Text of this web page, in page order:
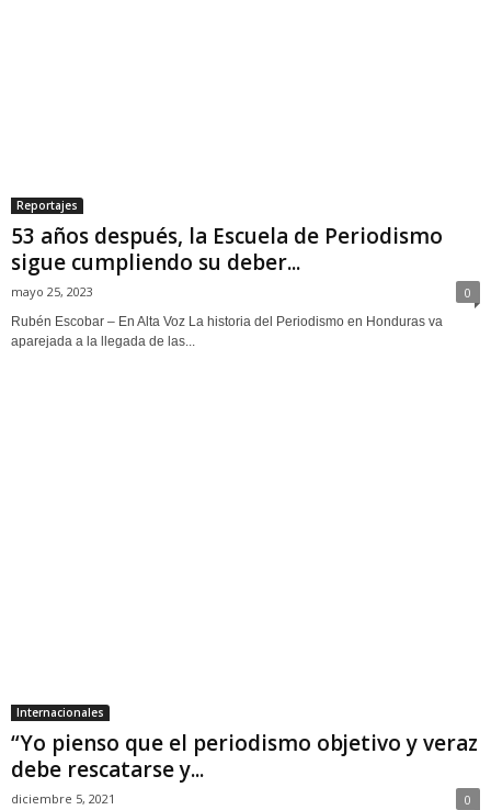
Reportajes
53 años después, la Escuela de Periodismo
sigue cumpliendo su deber...
mayo 25, 2023 0
Rubén Escobar – En Alta Voz La historia del Periodismo en Honduras va
aparejada a la llegada de las...
Internacionales
“Yo pienso que el periodismo objetivo y veraz
debe rescatarse y...
diciembre 5, 2021 0